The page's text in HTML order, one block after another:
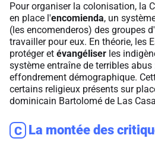
Pour organiser la colonisation, la
en place l'encomienda, un
(les encomenderos) des groupes
travailler pour eux. En théorie, les
protéger et évangéliser les
système entraîne de terribles
effondrement démographique.
certains religieux présents sur
dominicain Bartolomé de Las
C La montée des